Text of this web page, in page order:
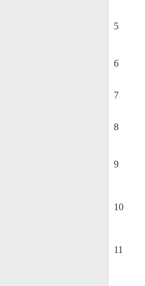
5
6
7
8
9
10
11